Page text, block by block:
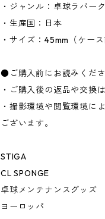
・ジャンル：卓球ラバー
・生産国：日本
・サイズ：45mm（ケース
●ご購入前にお読みくだ
・ご購入後の返品や交換
・撮影環境や閲覧環境に
ございます。
STIGA
CL SPONGE
卓球メンテナンスグッズ
ヨーロッパ